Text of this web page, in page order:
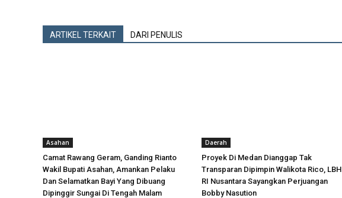
ARTIKEL TERKAIT DARI PENULIS
Asahan
Camat Rawang Geram, Ganding Rianto
Wakil Bupati Asahan, Amankan Pelaku
Dan Selamatkan Bayi Yang Dibuang
Dipinggir Sungai Di Tengah Malam
Daerah
Proyek Di Medan Dianggap Tak
Transparan Dipimpin Walikota Rico, LBH
RI Nusantara Sayangkan Perjuangan
Bobby Nasution